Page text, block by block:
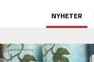
NYHETER